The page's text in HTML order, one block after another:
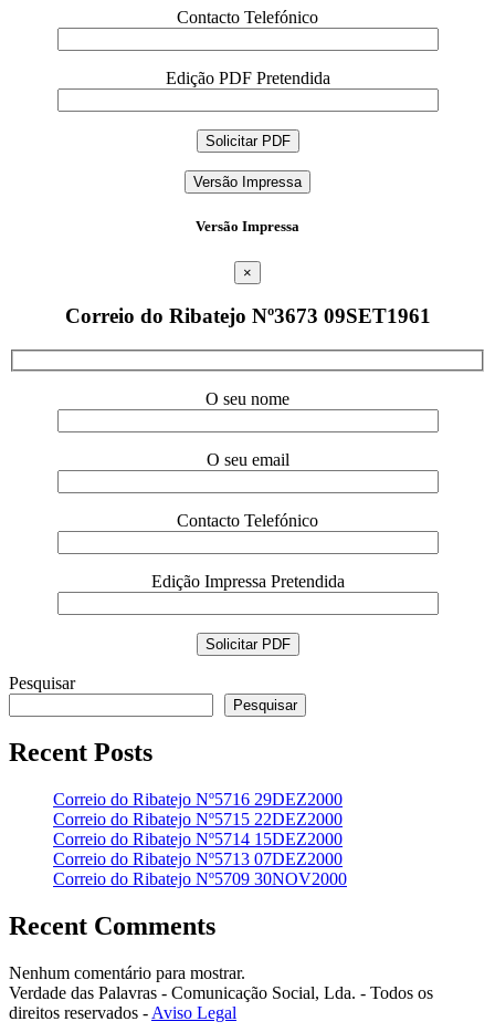
Contacto Telefónico
Edição PDF Pretendida
Versão Impressa
Versão Impressa
×
Correio do Ribatejo Nº3673 09SET1961
O seu nome
O seu email
Contacto Telefónico
Edição Impressa Pretendida
Pesquisar
Pesquisar
Recent Posts
Correio do Ribatejo Nº5716 29DEZ2000
Correio do Ribatejo Nº5715 22DEZ2000
Correio do Ribatejo Nº5714 15DEZ2000
Correio do Ribatejo Nº5713 07DEZ2000
Correio do Ribatejo Nº5709 30NOV2000
Recent Comments
Nenhum comentário para mostrar.
Verdade das Palavras - Comunicação Social, Lda. - Todos os
direitos reservados - Aviso Legal